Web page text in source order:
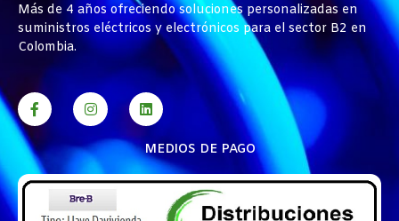
Más de 4 años ofreciendo soluciones personalizadas en
suministros eléctricos y electrónicos para el sector B2 en
Colombia.
MEDIOS DE PAGO